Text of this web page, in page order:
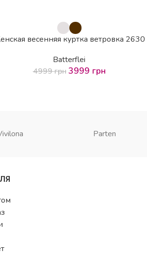
весенняя куртка ветровка 2630
Batterflei
4999грн 3999 грн
Parten